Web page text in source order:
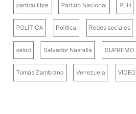
partido libre Partido Nacional PLH
POLÍTICA Política Redes sociales
salud Salvador Nasralla SUPREMO
Tomás Zambrano Venezuela VIDEO